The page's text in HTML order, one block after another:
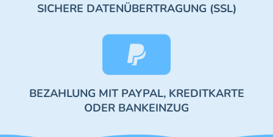
SICHERE DATENÜBERTRAGUNG (SSL)
BEZAHLUNG MIT PAYPAL, KREDITKARTE
ODER BANKEINZUG